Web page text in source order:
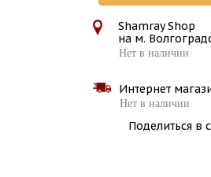
Shamray Shop
на м.
Нет в наличии
Интернет
Нет в наличии
Поделиться в